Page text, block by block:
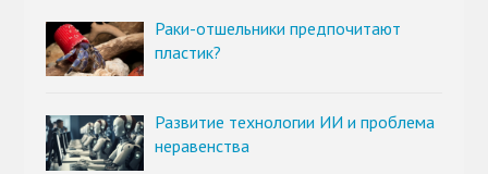
Раки-отшельники предпочитают
пластик?
Развитие технологии ИИ и проблема
неравенства